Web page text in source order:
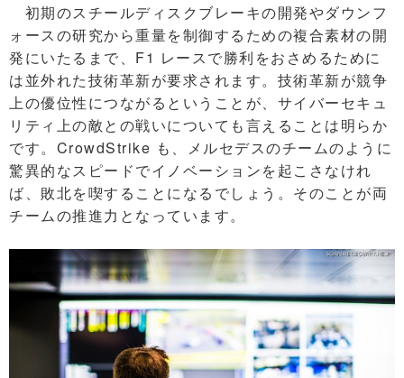
初期のスチールディスクブレーキの開発やダウンフ
ォースの研究から重量を制御するための複合素材の開
発にいたるまで、F1 レースで勝利をおさめるために
は並外れた技術革新が要求されます。技術革新が競争
上の優位性につながるということが、サイバーセキュ
リティ上の敵との戦いについても言えることは明らか
です。CrowdStrike も、メルセデスのチームのように
驚異的なスピードでイノベーションを起こさなけれ
ば、敗北を喫することになるでしょう。そのことが両
チームの推進力となっています。